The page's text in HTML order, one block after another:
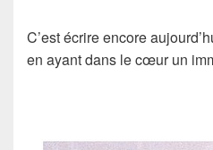
C’est écrire encore
en ayant dans le cœur un